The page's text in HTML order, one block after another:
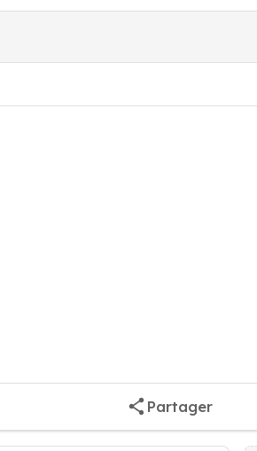
Partager